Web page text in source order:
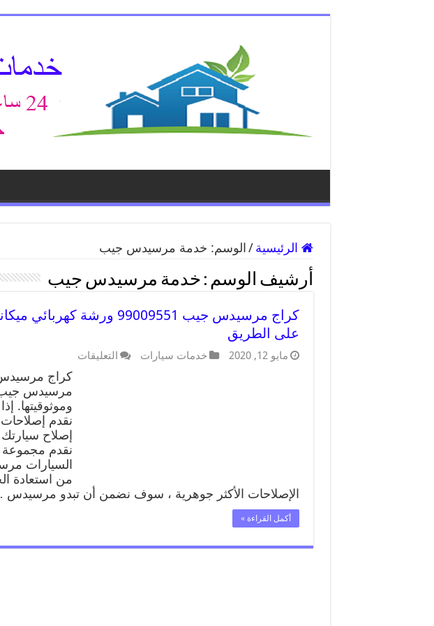
الرئيسية / الوسم: خدمة مرسيدس جيب
أرشيف الوسم : خدمة مرسيدس جيب
كراج مرسيدس جيب 99009551
على الطريق
مايو 12, 2020 خدمات سيارات التعليقات
كراج
مرسيدس جيب
وموثوقيتها.
نقدم
إصلاح
نقدم
السيارات
من استعادة
الإصلاحات الأكثر جوهرية ، سوف نضمن أن تبدو
أكمل القراءة »